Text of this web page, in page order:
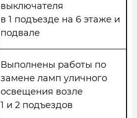
выключателя
в 1 подъезде на 6 этаже и
подвале
Выполнены работы по
замене ламп уличного
освещения возле
1 и 2 подъездов